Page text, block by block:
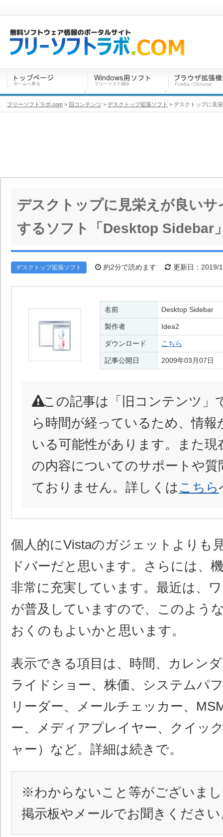
デスクトップに見栄えが良いサ
するソフト「Desktop Sidebar
デスクトップ拡張ソフト 約2分で読めます 更新日：2019/
名前 Desktop Sidebar
製作者 Idea2
ダウンロード こちら
記事公開日 2009年03月07日
この記事は「旧コンテンツ」
ら時間が経っているため、情報
いる可能性があります。また現
の内容についてのサポートや質
ておりません。詳しくは こちら
個人的にVistaのガジェットよりも
ドバーだと思います。さらには、
非常に充実しています。最近は、
が普及していますので、このよう
おくのもよいかと思います。
表示できる項目は、時間、カレン
ライドショー、株価、システムパ
リーダー、メールチェッカー、
ー、メディアプレイヤー、クイッ
ャー）など。詳細は続きで。
※わからないこと等がございま
掲示板やメールでお聞きください
フリーソフトラボ.com > 旧コンテンツ > デスクトップ拡張ソフト > デスクトップに見